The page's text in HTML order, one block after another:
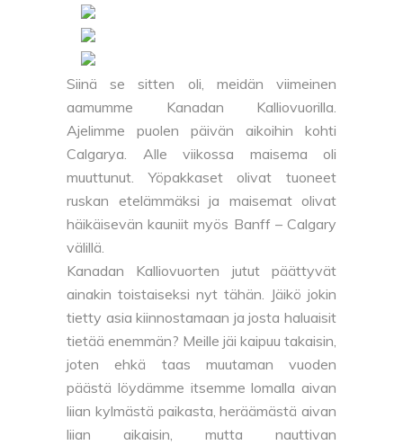
Siinä se sitten oli, meidän viimeinen
aamumme Kanadan Kalliovuorilla.
Ajelimme puolen päivän aikoihin kohti
Calgarya. Alle viikossa maisema oli
muuttunut. Yöpakkaset olivat tuoneet
ruskan etelämmäksi ja maisemat olivat
häikäisevän kauniit myös Banff – Calgary
välillä.
Kanadan Kalliovuorten jutut päättyvät
ainakin toistaiseksi nyt tähän. Jäikö jokin
tietty asia kiinnostamaan ja josta haluaisit
tietää enemmän? Meille jäi kaipuu takaisin,
joten ehkä taas muutaman vuoden
päästä löydämme itsemme lomalla aivan
liian kylmästä paikasta, heräämästä aivan
liian aikaisin, mutta nauttivan